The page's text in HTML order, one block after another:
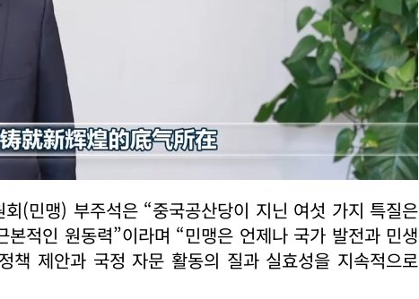
(민맹) 부주석은 “중국공산당이 지닌 여섯 가지 특질은
적인 원동력”이라며 “민맹은 언제나 국가 발전과 민생
책 제안과 국정 자문 활동의 질과 실효성을 지속적으로